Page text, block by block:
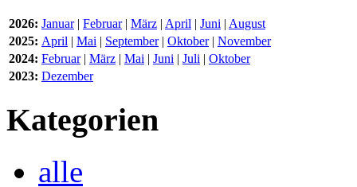
2026: Januar| Februar| März | April | Juni | August
2025: April | Mai | September| Oktober| November
2024: Februar| März | Mai | Juni | Juli | Oktober
2023: Dezember
Kategorien
alle